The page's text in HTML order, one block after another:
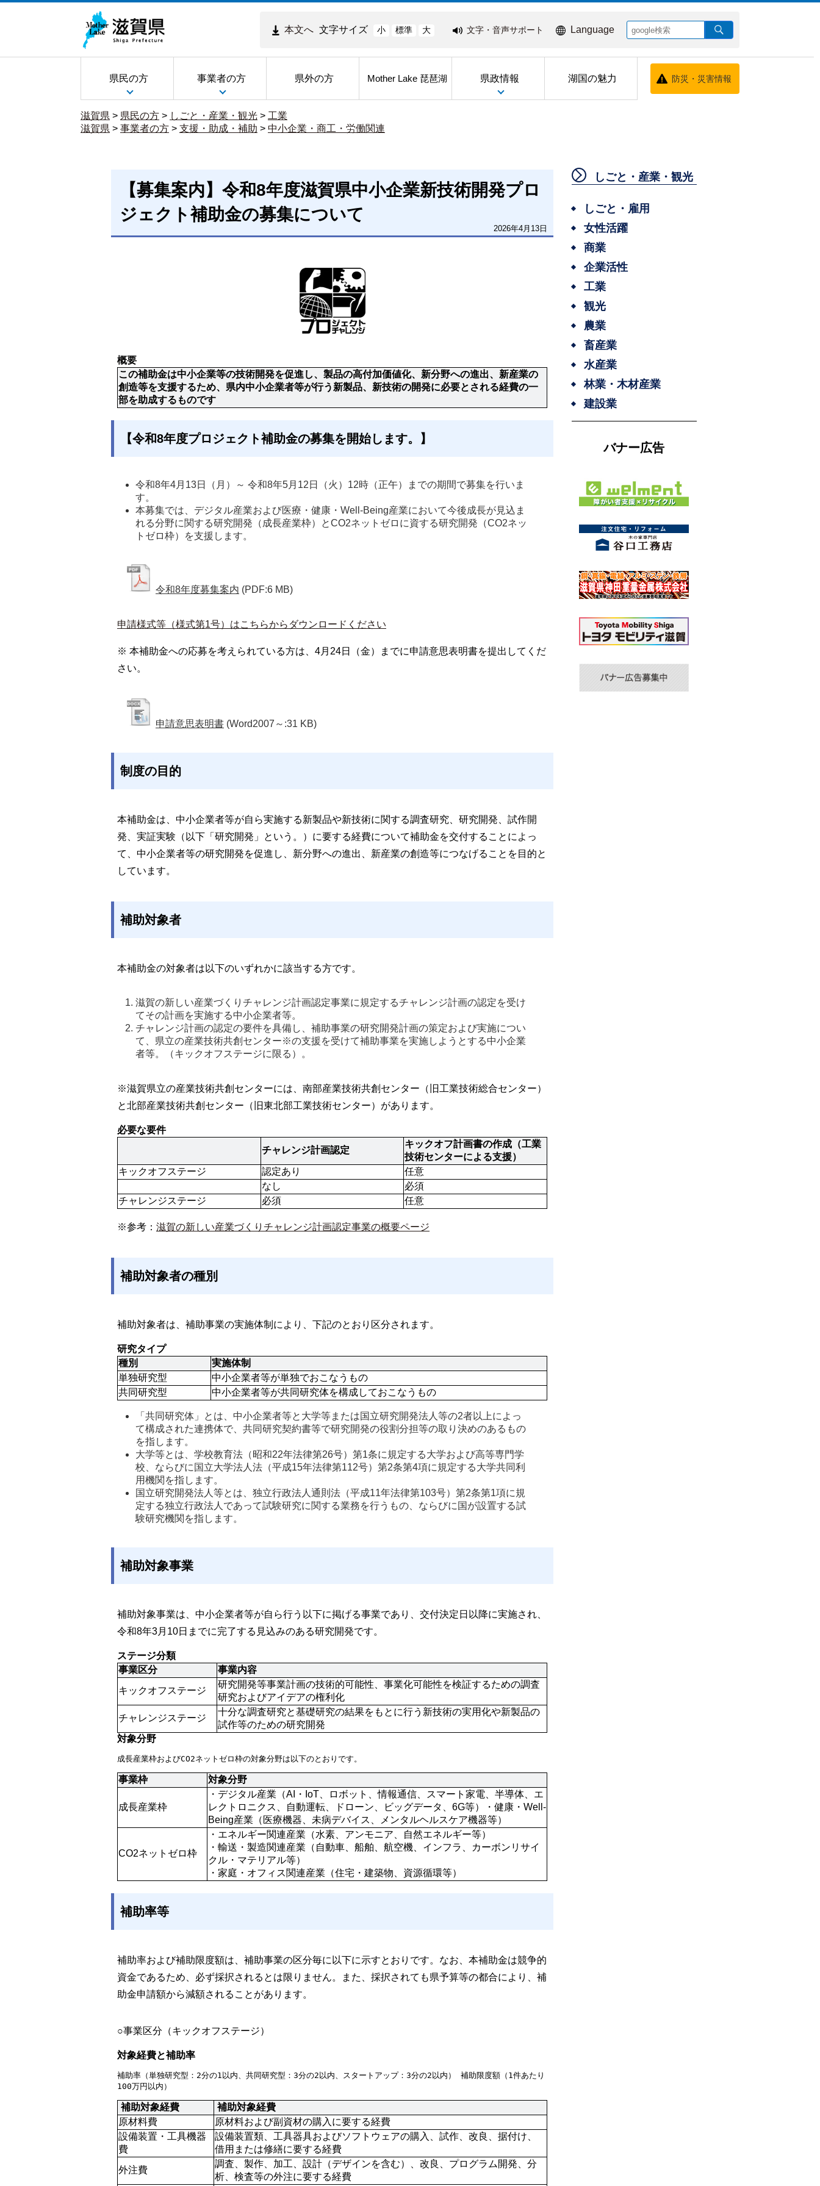
本文へ 文字サイズ 小 標準 大 文字・音声サポート Language
県民の方 事業者の方 県外の方 Mother Lake 琵琶湖 県政情報 湖国の魅力 防災・災害情報
滋賀県 > 県民の方 > しごと・産業・観光 > 工業
滋賀県 > 事業者の方 > 支援・助成・補助 > 中小企業・商工・労働関連
【募集案内】令和8年度滋賀県中小企業新技術開発プロ
ジェクト補助金の募集について
2026年4月13日
概要
この補助金は中小企業等の技術開発を促進し、製品の高付加価値化、新分野への進出、新産業の
創造等を支援するため、県内中小企業者等が行う新製品、新技術の開発に必要とされる経費の一
部を助成するものです
【令和8年度プロジェクト補助金の募集を開始します。】
令和8年4月13日（月）～ 令和8年5月12日（火）12時（正午）までの期間で募集を行いま
す。
本募集では、デジタル産業および医療・健康・Well-Being産業において今後成長が見込ま
れる分野に関する研究開発（成長産業枠）とCO2ネットゼロに資する研究開発（CO2ネッ
トゼロ枠）を支援します。
令和8年度募集案内 (PDF:6 MB)
申請様式等（様式第1号）はこちらからダウンロードください
※ 本補助金への応募を考えられている方は、4月24日（金）までに申請意思表明書を提出してくだ
さい。
申請意思表明書 (Word2007～:31 KB)
制度の目的
本補助金は、中小企業者等が自ら実施する新製品や新技術に関する調査研究、研究開発、試作開
発、実証実験（以下「研究開発」という。）に要する経費について補助金を交付することによっ
て、中小企業者等の研究開発を促進し、新分野への進出、新産業の創造等につなげることを目的と
しています。
補助対象者
本補助金の対象者は以下のいずれかに該当する方です。
滋賀の新しい産業づくりチャレンジ計画認定事業に規定するチャレンジ計画の認定を受け
てその計画を実施する中小企業者等。
チャレンジ計画の認定の要件を具備し、補助事業の研究開発計画の策定および実施につい
て、県立の産業技術共創センター※の支援を受けて補助事業を実施しようとする中小企業
者等。（キックオフステージに限る）。
※滋賀県立の産業技術共創センターには、南部産業技術共創センター（旧工業技術総合センター）
と北部産業技術共創センター（旧東北部工業技術センター）があります。
必要な要件
チャレンジ計画認定
キックオフ計画書の作成（工業
技術センターによる支援）
キックオフステージ
認定あり
任意
なし
必須
チャレンジステージ
必須 任意
※参考： 滋賀の新しい産業づくりチャレンジ計画認定事業の概要ページ
補助対象者の種別
補助対象者は、補助事業の実施体制により、下記のとおり区分されます。
研究タイプ
種別
実施体制
単独研究型
中小企業者等が単独でおこなうもの
共同研究型
中小企業者等が共同研究体を構成しておこなうもの
「共同研究体」とは、中小企業者等と大学等または国立研究開発法人等の2者以上によっ
て構成された連携体で、共同研究契約書等で研究開発の役割分担等の取り決めのあるもの
を指します。
大学等とは、学校教育法（昭和22年法律第26号）第1条に規定する大学および高等専門学
校、ならびに国立大学法人法（平成15年法律第112号）第2条第4項に規定する大学共同利
用機関を指します。
国立研究開発法人等とは、独立行政法人通則法（平成11年法律第103号）第2条第1項に規
定する独立行政法人であって試験研究に関する業務を行うもの、ならびに国が設置する試
験研究機関を指します。
補助対象事業
補助対象事業は、中小企業者等が自ら行う以下に掲げる事業であり、交付決定日以降に実施され、
令和8年3月10日までに完了する見込みのある研究開発です。
ステージ分類
事業区分
事業内容
キックオフステージ
研究開発等事業計画の技術的可能性、事業化可能性を検証するための調査
研究およびアイデアの権利化
チャレンジステージ
十分な調査研究と基礎研究の結果をもとに行う新技術の実用化や新製品の
試作等のための研究開発
対象分野
成長産業枠およびCO2ネットゼロ枠の対象分野は以下のとおりです。
事業枠 対象分野
成長産業枠
・デジタル産業（AI・IoT、ロボット、情報通信、スマート家電、半導体、エ
レクトロニクス、自動運転、ドローン、ビッグデータ、6G等）・健康・Well-
Being産業（医療機器、未病デバイス、メンタルヘルスケア機器等）
CO2ネットゼロ枠
・エネルギー関連産業（水素、アンモニア、自然エネルギー等）
・輸送・製造関連産業（自動車、船舶、航空機、インフラ、カーボンリサイ
クル・マテリアル等）
・家庭・オフィス関連産業（住宅・建築物、資源循環等）
補助率等
補助率および補助限度額は、補助事業の区分毎に以下に示すとおりです。なお、本補助金は競争的
資金であるため、必ず採択されるとは限りません。また、採択されても県予算等の都合により、補
助金申請額から減額されることがあります。
○事業区分（キックオフステージ）
対象経費と補助率
補助率（単独研究型：2分の1以内、共同研究型：3分の2以内、スタートアップ：3分の2以内） 補助限度額（1件あたり
100万円以内）
補助対象経費
補助対象経費
原材料費
原材料および副資材の購入に要する経費
設備装置・工具機器
費
設備装置類、工具器具およびソフトウェアの購入、試作、改良、据付け、
借用または修繕に要する経費
外注費
調査、製作、加工、設計（デザインを含む）、改良、プログラム開発、分
析、検査等の外注に要する経費
しごと・産業・観光
しごと・雇用
女性活躍
商業
企業活性
工業
観光
農業
畜産業
水産業
林業・木材産業
建設業
バナー広告